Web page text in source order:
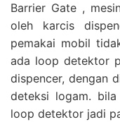
Barrier Gate ,
oleh karcis
pemakai mobil
ada loop detektor
dispencer, dengan
deteksi logam.
loop detektor jadi